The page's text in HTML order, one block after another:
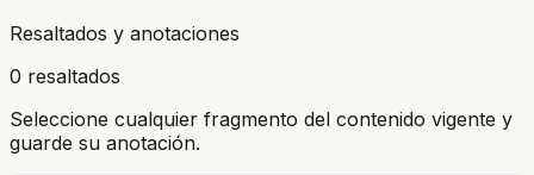
Resaltados y anotaciones
0 resaltados
Seleccione cualquier fragmento del contenido vigente y
guarde su anotación.